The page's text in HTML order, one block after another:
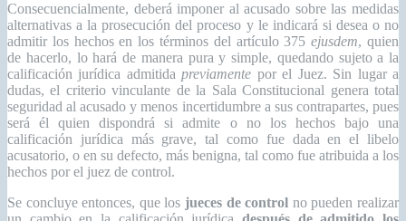
Consecuencialmente, deberá imponer al acusado sobre las medidas
alternativas a la prosecución del proceso y le indicará si desea o no
admitir los hechos en los términos del artículo 375ejusdem, quien
de hacerlo, lo hará de manera pura y simple, quedando sujeto a la
calificación jurídica admitidapreviamente por el Juez. Sin lugar a
dudas, el criterio vinculante de la Sala Constitucional genera total
seguridad al acusado y menos incertidumbre a sus contrapartes, pues
será él quien dispondrá si admite o no los hechos bajo una
calificación jurídica más grave, tal como fue dada en el libelo
acusatorio, o en su defecto, más benigna, tal como fue atribuida a los
hechos por el juez de control.
Se concluye entonces, que los jueces de control no pueden realizar